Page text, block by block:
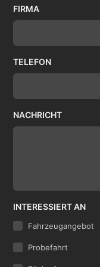
FIRMA
TELEFON
NACHRICHT
INTERESSIERT AN
Fahrzeugangebot
Probefahrt